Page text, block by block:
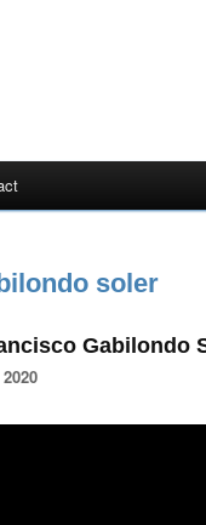
soler
Gabilondo